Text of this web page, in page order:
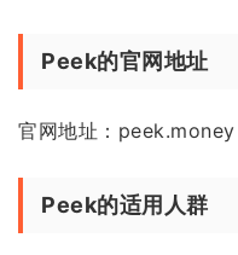
Peek的官网地址
官网地址：peek.money
Peek的适用人群